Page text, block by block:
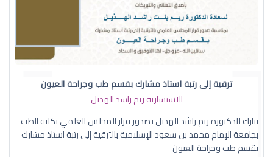
ترقية إلى رتبة استاذ مشارك بقسم طب وجراحة العيون
الاستشارية ريم راشد الهذيل
نبارك للدكتورة ريم راشد الهذيل بصدور قرار المجلس العلمي بكلية الطب
بجامعة الإمام محمد بن سعود الإسلامية بالترقية إلى رتبة استاذ مشارك
بقسم طب وجراحة العيون